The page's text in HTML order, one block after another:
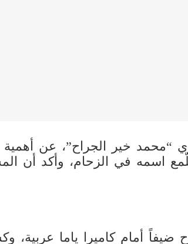
“محمد خير الجراح”، عن أهمية
اسمه في الزحام، وأكد أن
ضيفاً أمام كاميرا ياما